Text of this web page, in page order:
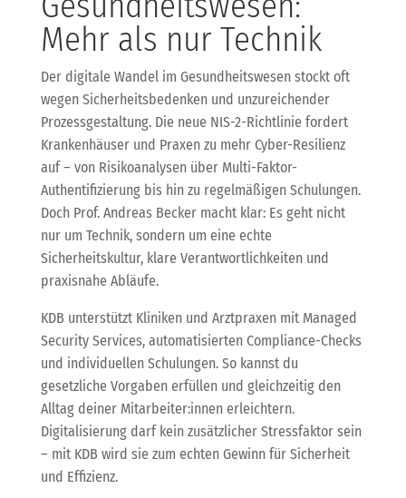
Mehr als nur Technik
Der digitale Wandel im Gesundheitswesen stockt oft
wegen Sicherheitsbedenken und unzureichender
Prozessgestaltung. Die neue NIS-2-Richtlinie fordert
Krankenhäuser und Praxen zu mehr Cyber-Resilienz
auf – von Risikoanalysen über Multi-Faktor-
Authentifizierung bis hin zu regelmäßigen Schulungen.
Doch Prof. Andreas Becker macht klar: Es geht nicht
nur um Technik, sondern um eine echte
Sicherheitskultur, klare Verantwortlichkeiten und
praxisnahe Abläufe.
KDB unterstützt Kliniken und Arztpraxen mit Managed
Security Services, automatisierten Compliance-Checks
und individuellen Schulungen. So kannst du
gesetzliche Vorgaben erfüllen und gleichzeitig den
Alltag deiner Mitarbeiter:innen erleichtern.
Digitalisierung darf kein zusätzlicher Stressfaktor sein
– mit KDB wird sie zum echten Gewinn für Sicherheit
und Effizienz.